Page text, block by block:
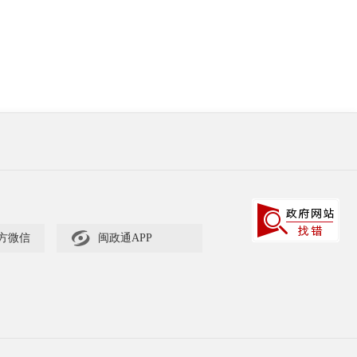
微信  闽政通APP